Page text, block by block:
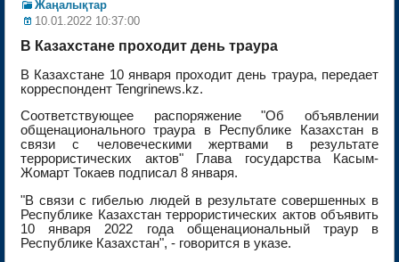
Жаңалықтар
10.01.2022 10:37:00
В Казахстане проходит день траура
В Казахстане 10 января проходит день траура, передает
корреспондент Tengrinews.kz.
Cоответствующее распоряжение "Об объявлении
общенационального траура в Республике Казахстан в
связи с человеческими жертвами в результате
террористических актов" Глава государства Касым-
Жомарт Токаев подписал 8 января.
"В связи с гибелью людей в результате совершенных в
Республике Казахстан террористических актов объявить
10 января 2022 года общенациональный траур в
Республике Казахстан", - говорится в указе.